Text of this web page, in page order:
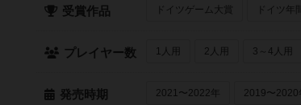
受賞作品 ドイツゲーム大賞 ドイツ年
プレイヤー数 1人用 2人用 3～4人用
発売時期 2021〜2022年 2019〜2020